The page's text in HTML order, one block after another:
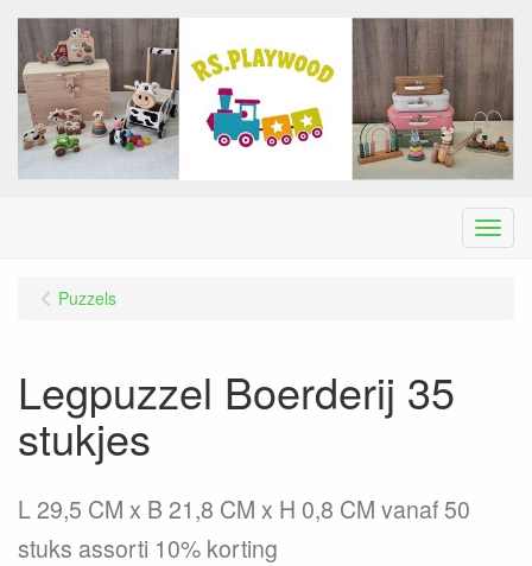
Menu
Puzzels
Legpuzzel Boerderij 35
stukjes
L 29,5 CM x B 21,8 CM x H 0,8 CM vanaf 50
stuks assorti 10% korting